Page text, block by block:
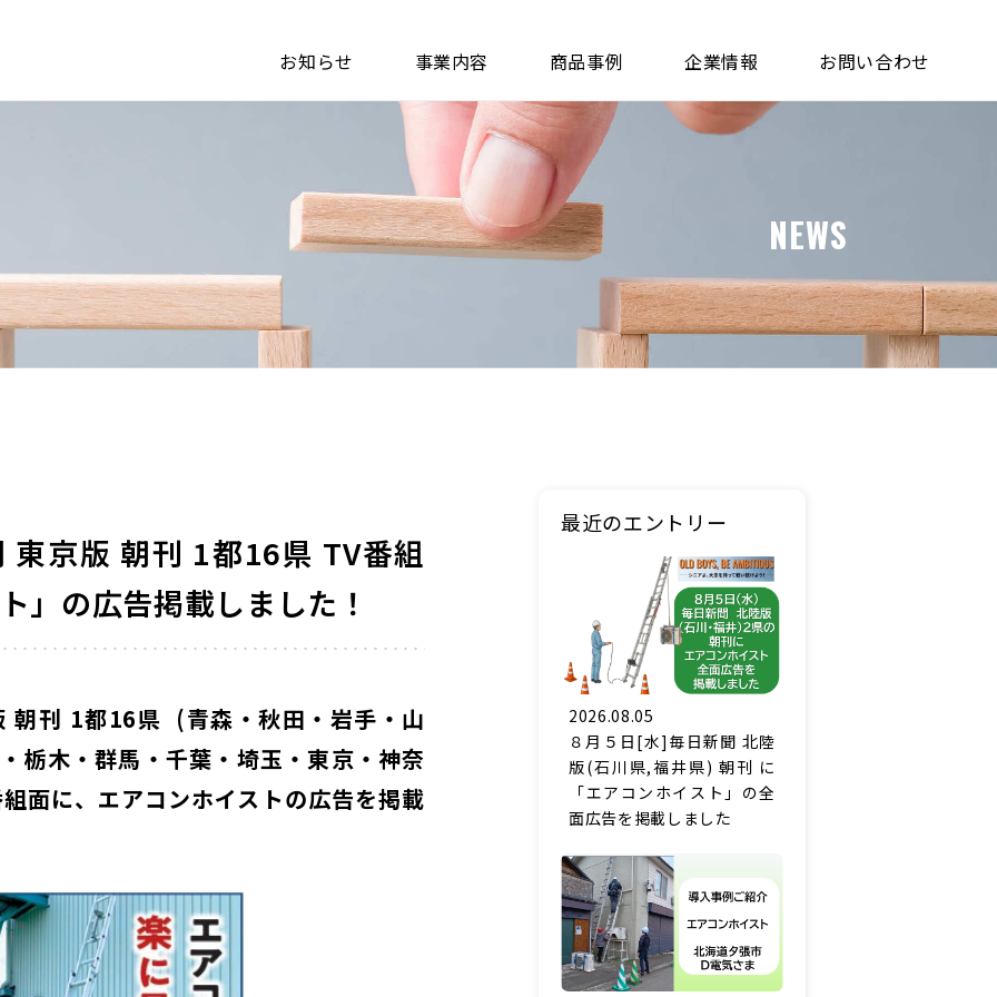
お知らせ 事業内容 商品事例 企業情報 お問い合わせ
NEWS
京版 朝刊 1都16県 TV番組
」の広告掲載しました！
朝刊 1都16県 (青森・秋田・岩手・山
栃木・群馬・千葉・埼玉・東京・神奈
面に、エアコンホイストの広告を掲載
最近のエントリー
2026.08.05
８月５日[水]毎日新聞 北陸
版(石川県,福井県) 朝刊 に
「エアコンホイスト」の全
面広告を掲載しました